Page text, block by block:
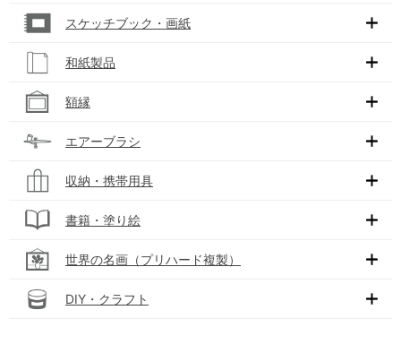
スケッチブック・画紙
和紙製品
額縁
エアーブラシ
収納・携帯用具
書籍・塗り絵
世界の名画（プリハード複製）
DIY・クラフト